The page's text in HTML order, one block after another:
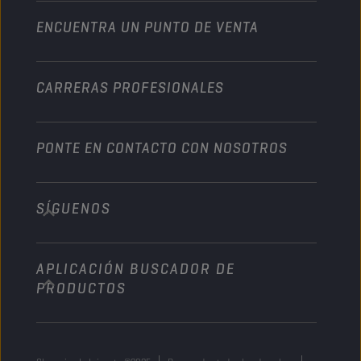
Naútica
ENCUENTRA UN PUNTO DE VENTA
CARRERAS PROFESIONALES
PONTE EN CONTACTO CON NOSOTROS
info@championlubes.com
+32 3 870 00 20
Georges Gilliotstraat, 52 2620 Hemiksem
Belgium
SÍGUENOS
APLICACIÓN BUSCADOR DE
PRODUCTOS